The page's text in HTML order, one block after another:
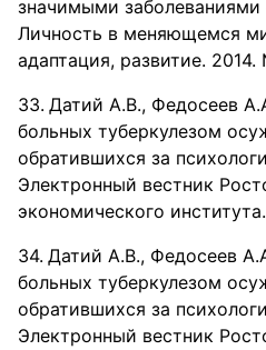
значимыми
Личность в меняющемся
адаптация, развитие.
Датий А.В., Федосеев
больных туберкулезом
обратившихся за
Электронный вестник
экономического
Датий А.В., Федосеев
больных туберкулезом
обратившихся за
Электронный вестник